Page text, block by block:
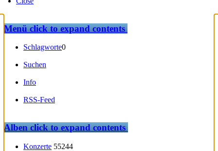
Menüclick to expand contents
Schlagworte0
Suchen
Info
RSS-Feed
Albenclick to expand contents
Konzerte 55244